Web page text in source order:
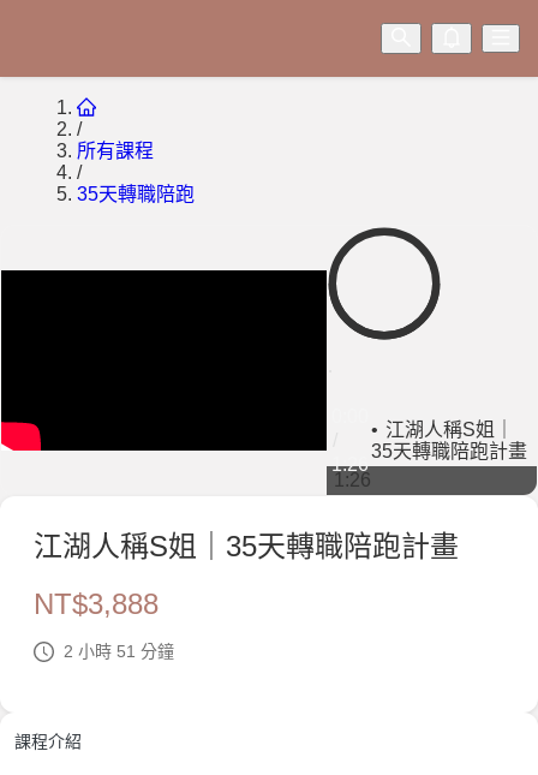
/
所有課程
/
35天轉職陪跑
1:26
江湖人稱S姐｜
35天轉職陪跑計畫
1:26
課程介紹
江湖人稱S姐｜35天轉職陪跑計畫
NT$3,888
2 小時 51 分鐘